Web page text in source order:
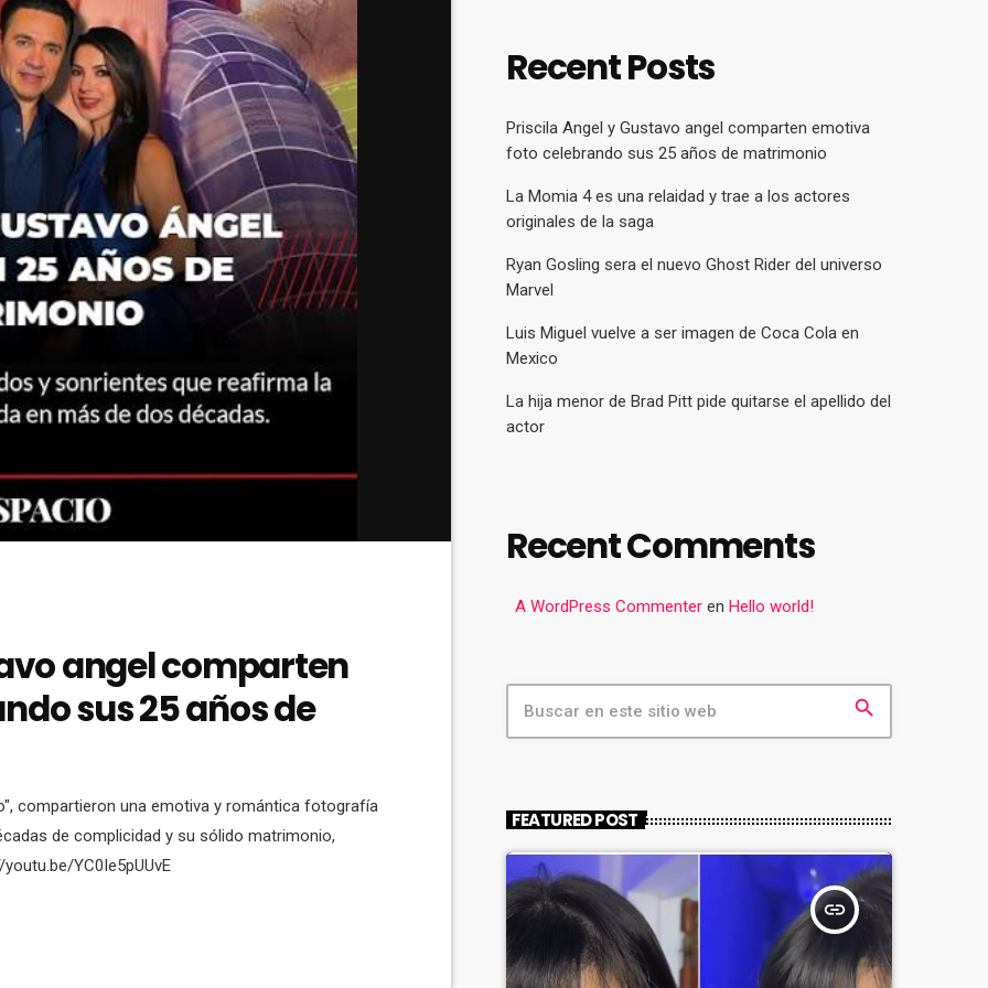
angel comparten
sus 25 años de
compartieron una emotiva y romántica fotografía
de complicidad y su sólido matrimonio,
YC0Ie5pUUvE
Recent Posts
Priscila Angel y Gustavo angel comparten emotiva
foto celebrando sus 25 años de matrimonio
La Momia 4 es una relaidad y trae a los actores
originales de la saga
Ryan Gosling sera el nuevo Ghost Rider del universo
Marvel
Luis Miguel vuelve a ser imagen de Coca Cola en
Mexico
La hija menor de Brad Pitt pide quitarse el apellido del
actor
Recent Comments
A WordPress Commenter en Hello world!
search
FEATURED POST
insert_link